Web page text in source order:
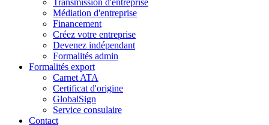
Médiation d'entreprise
Financement
Créez votre entreprise
Devenez indépendant
Formalités admin
Formalités export
Carnet ATA
Certificat d'origine
GlobalSign
Service consulaire
Contact